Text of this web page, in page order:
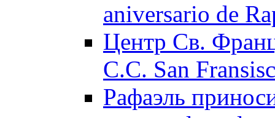
aniversario de
Центр Св.
C.C. San
Рафаэль